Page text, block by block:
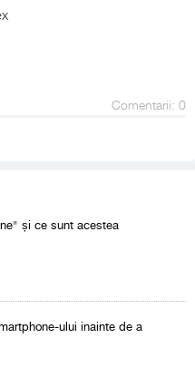
Comentarii: 0
și ce sunt acestea
ului inainte de a